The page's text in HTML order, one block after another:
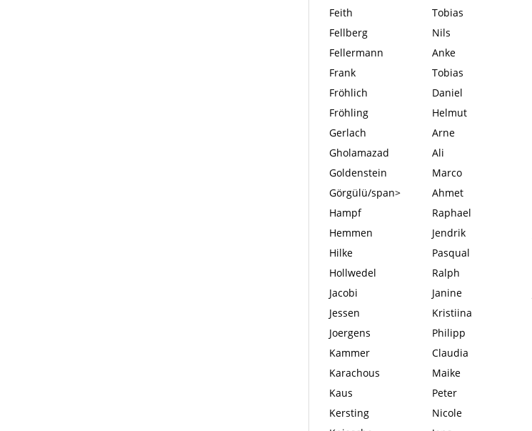
Feith
Tobias
Fellberg
Nils
Fellermann
Anke
Frank
Tobias
Fröhlich
Daniel
Fröhling
Helmut
Gerlach
Arne
Gholamazad
Ali
Goldenstein
Marco
Görgülü/span>
Ahmet
Hampf
Raphael
Hemmen
Jendrik
Hilke
Pasqual
Hollwedel
Ralph
Jacobi
Janine
Jessen
Kristiina
Joergens
Philipp
Kammer
Claudia
Karachous
Maike
Kaus
Peter
Kersting
Nicole